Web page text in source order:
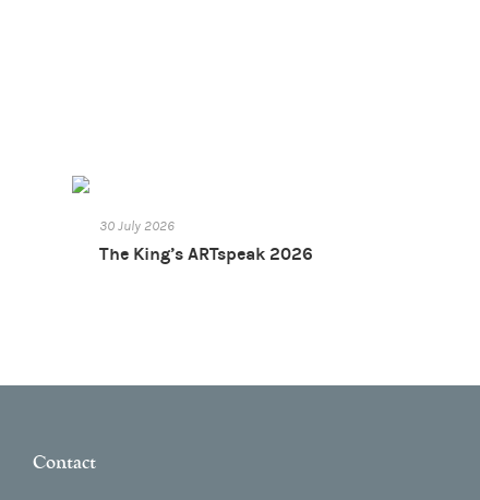
30 July 2026
The King’s ARTspeak 2026
Contact